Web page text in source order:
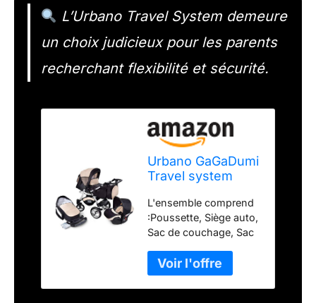
L’Urbano Travel System demeure
un choix judicieux pour les parents
recherchant flexibilité et sécurité.
Urbano GaGaDumi
Travel system
Trio, Siège-Auto
avec tous les
accessoires, 20%
SALE (U3-Sandy)
L'ensemble comprend
:Poussette, Siège auto,
Sac de couchage, Sac
provisions,
Jambière,Couverture
arrière et moustiquaire,